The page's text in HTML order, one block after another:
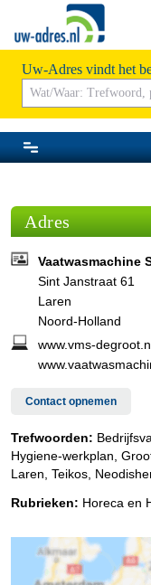
Uw-Adres vindt het
Adres
Vaatwasmachine
Sint Janstraat 61
Laren
Noord-Holland
www.vms-
Contact opnemen
Trefwoorden:
Hygiene-werkplan,
Laren, Teikos,
Rubrieken: Horeca en